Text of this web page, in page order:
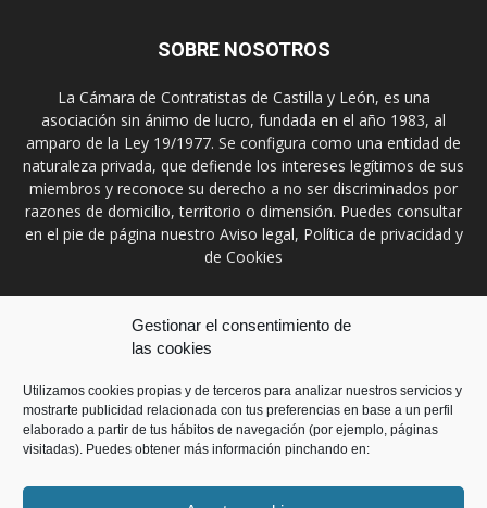
Gestionar el consentimiento de
las cookies
Utilizamos cookies propias y de terceros para analizar nuestros servicios y
mostrarte publicidad relacionada con tus preferencias en base a un perfil
elaborado a partir de tus hábitos de navegación (por ejemplo, páginas
visitadas). Puedes obtener más información pinchando en:
SOBRE NOSOTROS
La Cámara de Contratistas de Castilla y León, es una
asociación sin ánimo de lucro, fundada en el año 1983, al
amparo de la Ley 19/1977. Se configura como una entidad de
naturaleza privada, que defiende los intereses legítimos de sus
miembros y reconoce su derecho a no ser discriminados por
razones de domicilio, territorio o dimensión. Puedes consultar
en el pie de página nuestro Aviso legal, Política de privacidad y
de Cookies
Contáctanos:prensa@ccontratistascyl.es
SÍGUENOS